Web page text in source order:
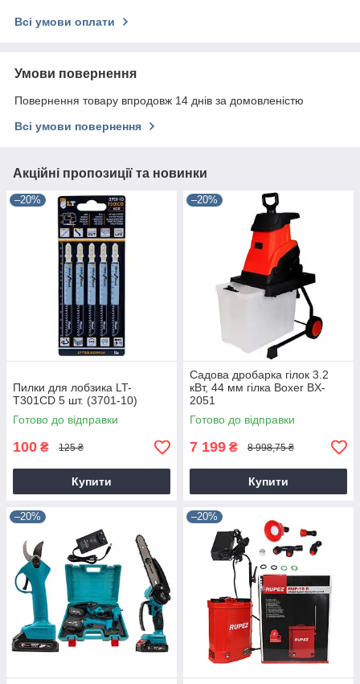
Всі умови оплати
Умови повернення
Повернення товару впродовж 14 днів за домовленістю
Всі умови повернення
Акційні пропозиції та новинки
–20%
Пилки для лобзика LT-
T301CD 5 шт. (3701-10)
Готово до відправки
100 ₴ 125 ₴
Купити
–20%
Садова дробарка гілок 3.2
кВт, 44 мм гілка Boxer BX-
2051
Готово до відправки
7 199 ₴ 8 998,75 ₴
Купити
–20% –20%